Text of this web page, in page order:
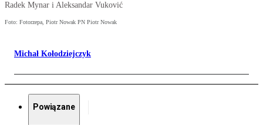
Radek Mynar i Aleksandar Vuković
Foto: Fotorzepa, Piotr Nowak PN Piotr Nowak
Michał Kołodziejczyk
Powiązane